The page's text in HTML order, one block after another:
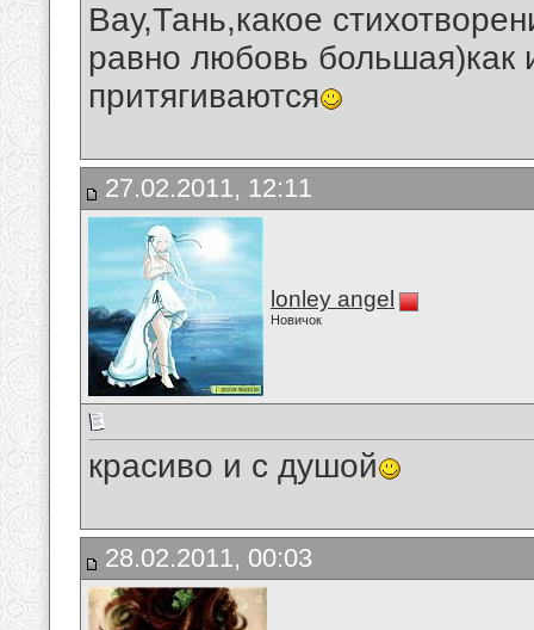
Вау,Тань,какое
равно любовь большая)как
притягиваются
27.02.2011, 12:11
lonley angel
Новичок
красиво и с душой
28.02.2011, 00:03